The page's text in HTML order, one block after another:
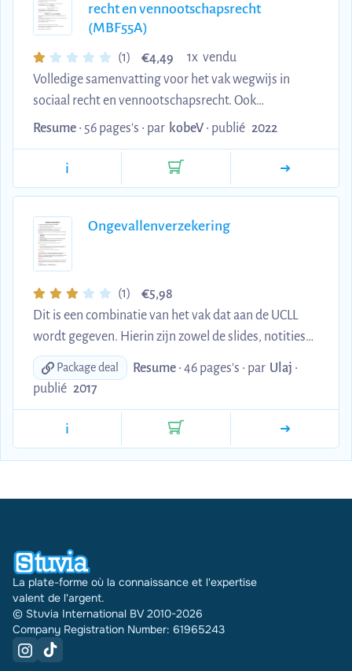
recht en vennootschapsrecht
(MBF55A)
(1) €4,49
1x vendu
Volledige samenvatting voor het vak wegwijs in
sociaal recht en vennootschapsrecht. Ook
voorbeeldoefeningen en oplossingen zitten in het
verzekeringswezen aan ucll.
Resume • 56 pages's • par kobeV • publié 2022
i
Ongevallenverzekering
(1) €5,98
Dit is een combinatie van het vak dat aan de UCLL
wordt gegeven. Hierin zijn zowel de slides, notities
en boek samengevat. Men vindt hier ook een tal van
voorbeelden in terug die doorheen het jaar in de
lessen besproken werden.
Package deal Resume • 46 pages's • par Ulaj •
publié 2017
i
La plate-forme où la connaissance et l'expertise
valent de l'argent.
© Stuvia International BV 2010-2026
Company Registration Number: 61965243